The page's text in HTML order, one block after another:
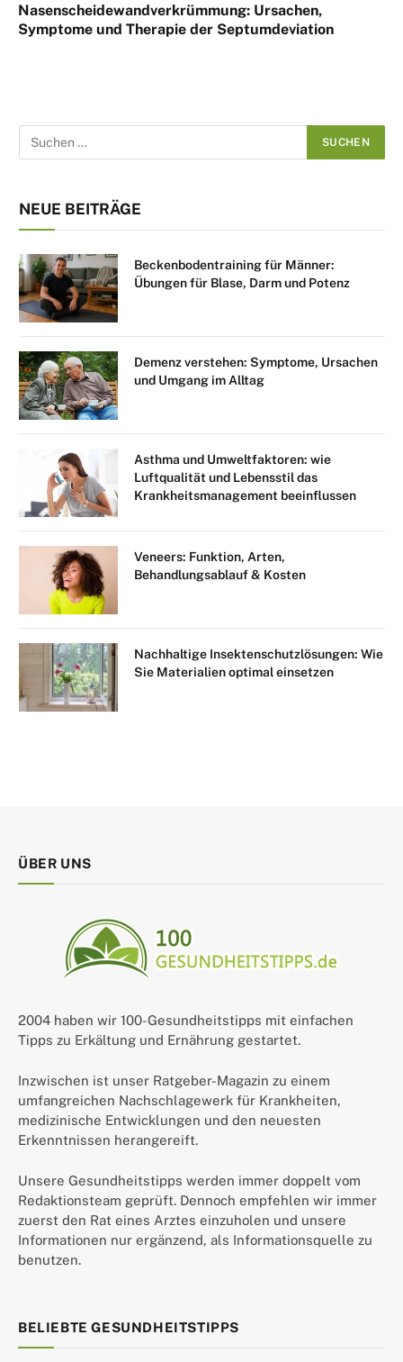
Nasenscheidewandverkrümmung: Ursachen,
Symptome und Therapie der Septumdeviation
NEUE BEITRÄGE
Beckenbodentraining für Männer:
Übungen für Blase, Darm und Potenz
Demenz verstehen: Symptome, Ursachen
und Umgang im Alltag
Asthma und Umweltfaktoren: wie
Luftqualität und Lebensstil das
Krankheitsmanagement beeinflussen
Veneers: Funktion, Arten,
Behandlungsablauf & Kosten
Nachhaltige Insektenschutzlösungen: Wie
Sie Materialien optimal einsetzen
ÜBER UNS
2004 haben wir 100-Gesundheitstipps mit einfachen
Tipps zu Erkältung und Ernährung gestartet.
Inzwischen ist unser Ratgeber-Magazin zu einem
umfangreichen Nachschlagewerk für Krankheiten,
medizinische Entwicklungen und den neuesten
Erkenntnissen herangereift.
Unsere Gesundheitstipps werden immer doppelt vom
Redaktionsteam geprüft. Dennoch empfehlen wir immer
zuerst den Rat eines Arztes einzuholen und unsere
Informationen nur ergänzend, als Informationsquelle zu
benutzen.
BELIEBTE GESUNDHEITSTIPPS